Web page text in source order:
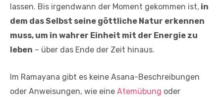
lassen. Bis irgendwann der Moment gekommen ist, in
dem das Selbst seine göttliche Natur erkennen
muss, um in wahrer Einheit mit der Energie zu
leben – über das Ende der Zeit hinaus.
Im Ramayana gibt es keine Asana-Beschreibungen
oder Anweisungen, wie eine Atemübung oder